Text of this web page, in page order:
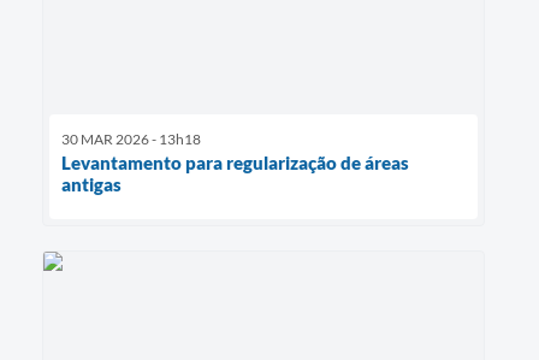
30 MAR 2026 - 13h18
Levantamento para regularização de áreas
antigas